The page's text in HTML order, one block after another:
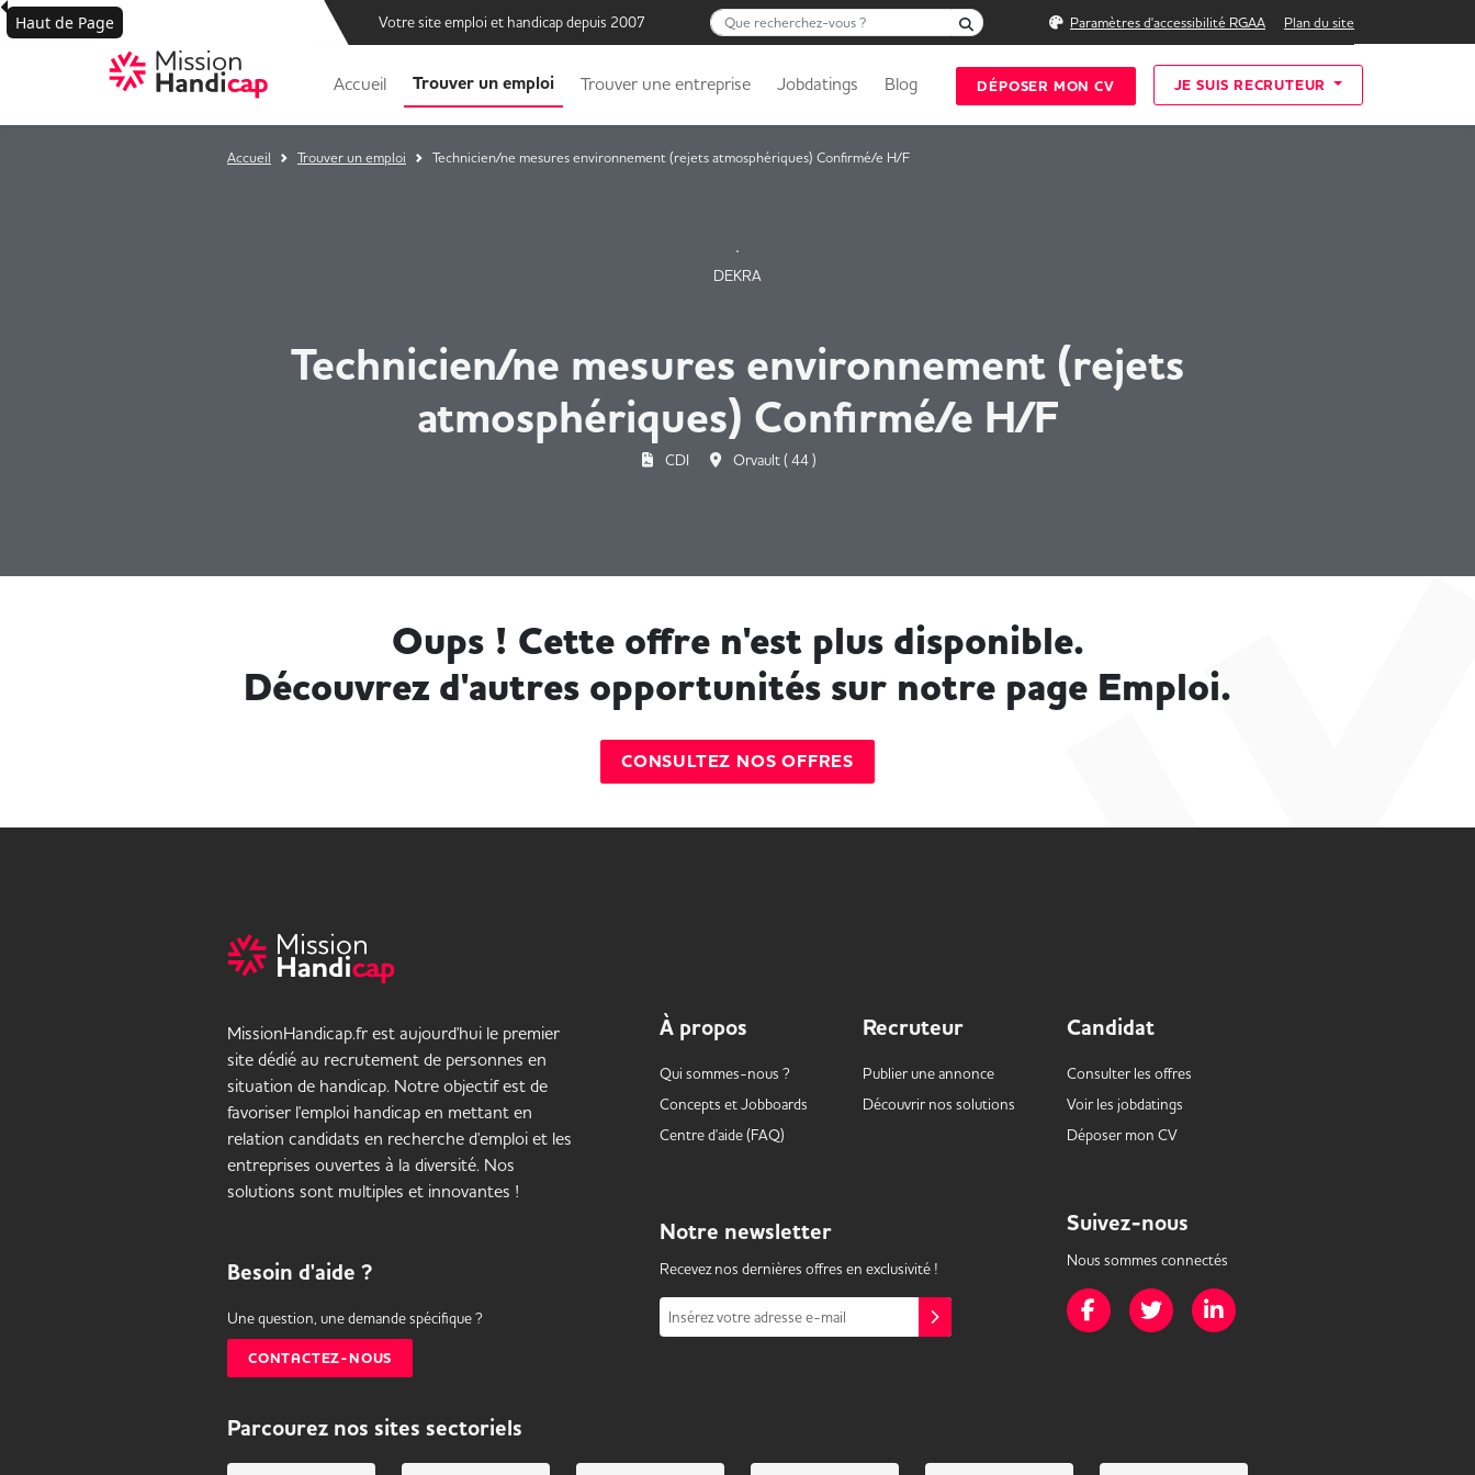
Votre site emploi et handicap depuis 2007 Que recherchez-vous ? Rechercher Paramètres d'accessibilité RGAA Plan du site
Accueil Trouver un emploi Trouver une entreprise Jobdatings Blog DÉPOSER MON CV JE SUIS RECRUTEUR
Accueil Trouver un emploi Technicien/ne mesures environnement (rejets atmosphériques) Confirmé/e H/F
DEKRA
Technicien/ne mesures environnement (rejets
atmosphériques) Confirmé/e H/F
CDI Orvault ( 44 )
Oups ! Cette offre n'est plus disponible.
Découvrez d'autres opportunités sur notre page Emploi.
CONSULTEZ NOS OFFRES
MissionHandicap.fr est aujourd'hui le premier
site dédié au recrutement de personnes en
situation de handicap. Notre objectif est de
favoriser l'emploi handicap en mettant en
relation candidats en recherche d'emploi et les
entreprises ouvertes à la diversité. Nos
solutions sont multiples et innovantes !
Besoin d'aide ?
Une question, une demande spécifique ?
CONTACTEZ-NOUS
À propos
Qui sommes-nous ?
Concepts etJobboards
Centre d'aide (FAQ)
Recruteur
Publier une annonce
Découvrir nos solutions
Candidat
Consulter les offres
Voir les jobdatings
Déposer mon CV
Notre newsletter
Recevez nos dernières offres en exclusivité !
Insérez votre adresse e-mail
Suivez-nous
Nous sommes connectés
Page Facebook de Mission Handicap
Page Twitter de Mission Handicap
Parcourez nos sites sectoriels
Haut de Page